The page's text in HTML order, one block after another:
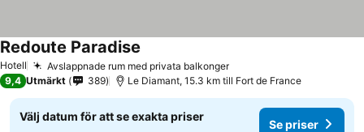
Hotell Avslappnade rum med privata balkonger
Redoute Paradise
9,4 Utmärkt 389 Le Diamant, 15.3 km till Fort de France
Välj datum för att se exakta priser
Se priser